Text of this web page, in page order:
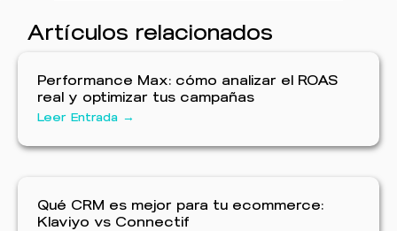
Artículos relacionados
Performance Max: cómo analizar el ROAS
real y optimizar tus campañas
Leer Entrada →
Qué CRM es mejor para tu ecommerce:
Klaviyo vs Connectif